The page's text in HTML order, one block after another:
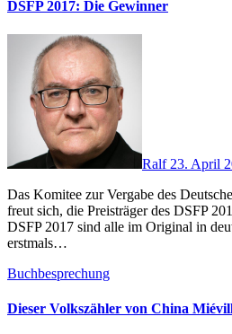
DSFP 2017: Die Gewinner
Ralf 23. April
Das Komitee zur Vergabe des Deutschen Science-Fiction-Preises
freut sich, die Preisträger des DSFP
DSFP 2017 sind alle im Original in
erstmals…
Buchbesprechung
Dieser Volkszähler von China